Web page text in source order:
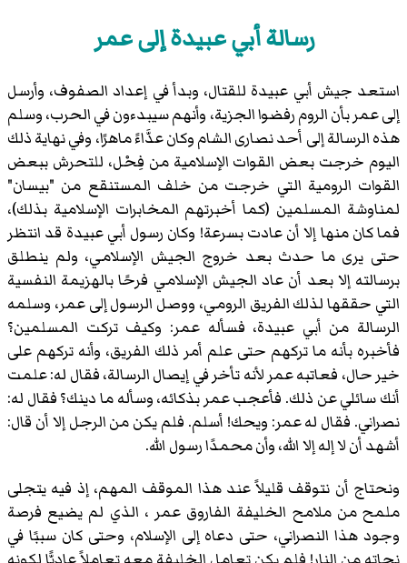
رسالة أبي عبيدة إلى عمر
استعد جيش أبي عبيدة للقتال، وبدأ في إعداد الصفوف، وأرسل
إلى عمر بأن الروم رفضوا الجزية، وأنهم سيبدءون في الحرب، وسلم
هذه الرسالة إلى أحد نصارى الشام وكان عدَّاءً ماهرًا، وفي نهاية ذلك
اليوم خرجت بعض القوات الإسلامية من فِحْل، للتحرش ببعض
القوات الرومية التي خرجت من خلف المستنقع من "بيسان"
لمناوشة المسلمين (كما أخبرتهم المخابرات الإسلامية بذلك)،
فما كان منها إلا أن عادت بسرعة! وكان رسول أبي عبيدة قد انتظر
حتى يرى ما حدث بعد خروج الجيش الإسلامي، ولم ينطلق
برسالته إلا بعد أن عاد الجيش الإسلامي فرحًا بالهزيمة النفسية
التي حققها لذلك الفريق الرومي، ووصل الرسول إلى عمر، وسلمه
الرسالة من أبي عبيدة، فسأله عمر: وكيف تركت المسلمين؟
فأخبره بأنه ما تركهم حتى علم أمر ذلك الفريق، وأنه تركهم على
خير حال، فعاتبه عمر لأنه تأخر في إيصال الرسالة، فقال له: علمت
أنك سائلي عن ذلك. فأعجب عمر بذكائه، وسأله ما دينك؟ فقال له:
نصراني. فقال له عمر: ويحك! أسلم. فلم يكن من الرجل إلا أن قال:
أشهد أن لا إله إلا الله، وأن محمدًا رسول الله.
ونحتاج أن نتوقف قليلاً عند هذا الموقف المهم، إذ فيه يتجلى
ملمح من ملامح الخليفة الفاروق عمر ، الذي لم يضيع فرصة
وجود هذا النصراني، حتى دعاه إلى الإسلام، وحتى كان سببًا في